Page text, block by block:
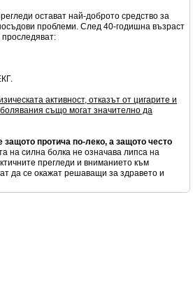
остават най-доброто средство за
проблеми. След 40-годишна възраст
активност, отказът от цигарите и
също могат значително да
защото протича по-леко, а защото често
на силна болка не означава липса на
прегледи и вниманието към
да се окажат решаващи за здравето и